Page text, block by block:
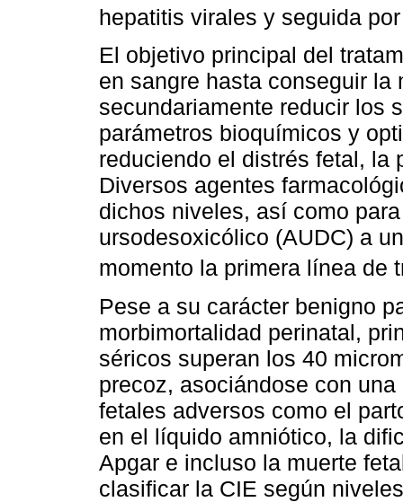
hepatitis virales y seguida
El objetivo principal del
en sangre hasta conseguir la
secundariamente reducir los
parámetros bioquímicos y
reduciendo el distrés fetal, la
Diversos agentes
dichos niveles, así como
ursodesoxicólico (AUDC) a
momento la primera línea de
Pese a su carácter benigno
morbimortalidad perinatal,
séricos superan los 40
precoz, asociándose con
fetales adversos como el
en el líquido amniótico, la
Apgar e incluso la muerte
clasificar la CIE según